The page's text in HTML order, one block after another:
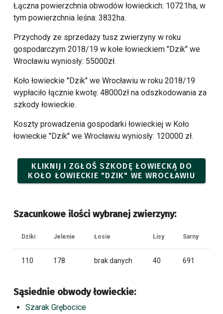
Łączna powierzchnia obwodów łowieckich: 10721ha, w
tym powierzchnia leśna: 3832ha.
Przychody ze sprzedaży tusz zwierzyny w roku
gospodarczym 2018/19 w kołe łowieckiem "Dzik" we
Wrocławiu wyniosły: 55000zł.
Koło łowieckie "Dzik" we Wrocławiu w roku 2018/19
wypłaciło łącznie kwotę: 48000zł na odszkodowania za
szkody łowieckie.
Koszty prowadzenia gospodarki łowieckiej w Koło
łowieckie "Dzik" we Wrocławiu wyniosły: 120000 zł.
KLIKNIJ I ZGŁOŚ SZKODĘ ŁOWIECKĄ DO
KOŁO ŁOWIECKIE "DZIK" WE WROCŁAWIU
Szacunkowe ilości wybranej zwierzyny:
Dziki Jelenie Łosie Lisy Sarny
110 178 brak danych 40 691
Sąsiednie obwody łowieckie:
Szarak Grębocice